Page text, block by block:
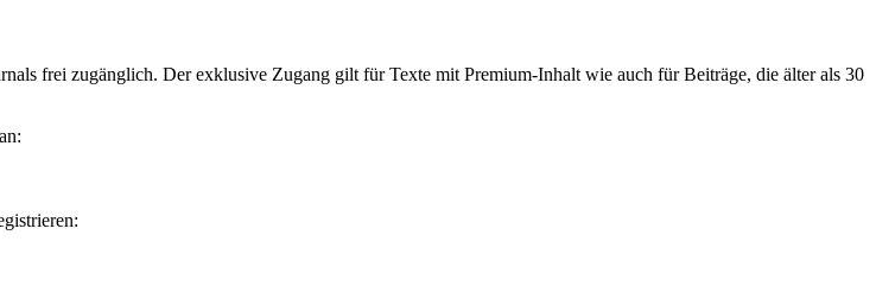
frei zugänglich. Der exklusive Zugang gilt für Texte mit Premium-Inhalt wie auch für Beiträge, die älter als 30